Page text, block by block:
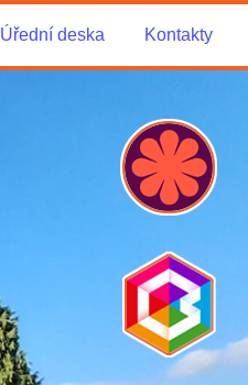
Úřední deska Kontakty